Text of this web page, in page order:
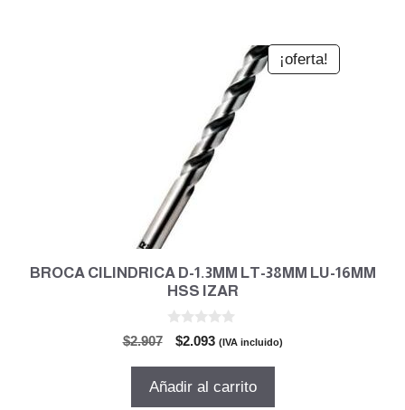
¡oferta!
BROCA CILINDRICA D-1.3MM LT-38MM LU-16MM
HSS IZAR
$2.907
El
original
$2.093El
actual
(IVA incluido)
Añadir al carrito